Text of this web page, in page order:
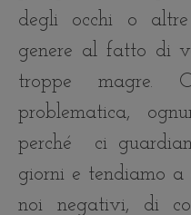
degli occhi o
genere al fatto di
troppe magre.
problematica,
perché ci
giorni e tendiamo
noi negativi, di